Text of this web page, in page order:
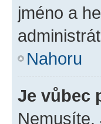
jméno a
Nahoru
Je vůbec
Nemusíte.